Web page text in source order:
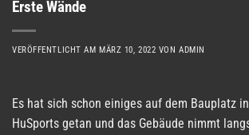
Erste Wände
VERÖFFENTLICHT AM MÄRZ 10, 2022 VONADMIN
Es hat sich schon einiges auf dem Bauplatz
HuSports getan und das Gebäude nimmt